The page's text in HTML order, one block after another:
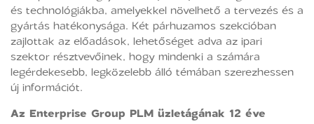
és technológiákba, amelyekkel növelhető a tervezés és a
gyártás hatékonysága. Két párhuzamos szekcióban
zajlottak az előadások, lehetőséget adva az ipari
szektor résztvevőinek, hogy mindenki a számára
legérdekesebb, legközelebb álló témában szerezhessen
új információt.
Az Enterprise Group PLM üzletágának 12 éve